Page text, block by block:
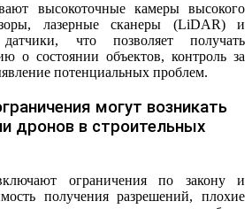
высокоточные камеры высокого
лазерные сканеры (LiDAR) и
датчики, что позволяет получать
о состоянии объектов, контроль за
потенциальных проблем.
могут возникать
дронов в строительных
ограничения по закону и
получения разрешений, плохие